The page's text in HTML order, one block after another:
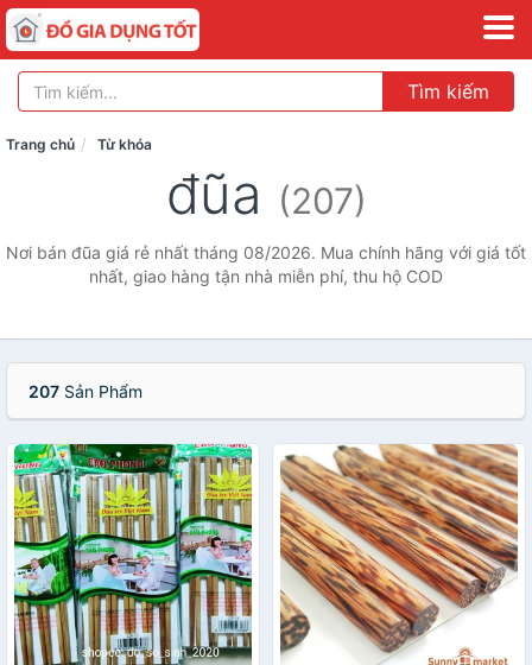
Tìm kiếm
Trang chủ Từ khóa
đũa (207)
Nơi bán đũa giá rẻ nhất tháng 08/2026. Mua chính hãng với giá tốt
nhất, giao hàng tận nhà miễn phí, thu hộ COD
207 Sản Phẩm